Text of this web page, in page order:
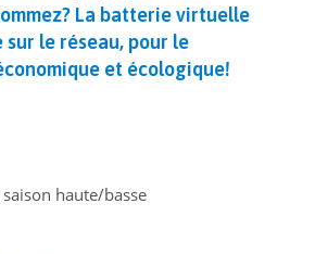
La batterie virtuelle
sur le réseau, pour le
et écologique!
haute/basse